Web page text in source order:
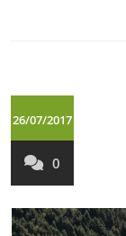
26/07/2017
0